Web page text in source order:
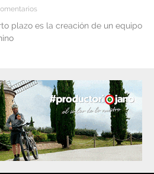
plazo es la creación de un equipo